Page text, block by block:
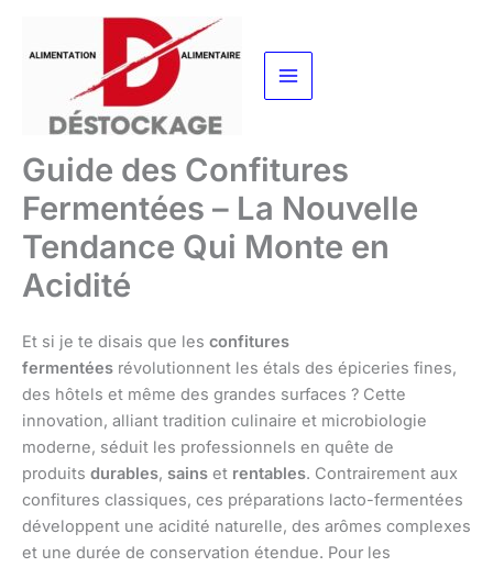
contenu
Guide des Confitures
Fermentées – La Nouvelle
Tendance Qui Monte en
Acidité
Et si je te disais que les confitures
fermentées révolutionnent les étals des épiceries fines,
des hôtels et même des grandes surfaces ? Cette
innovation, alliant tradition culinaire et microbiologie
moderne, séduit les professionnels en quête de
produits durables, sains et rentables. Contrairement aux
confitures classiques, ces préparations lacto-fermentées
développent une acidité naturelle, des arômes complexes
et une durée de conservation étendue. Pour les